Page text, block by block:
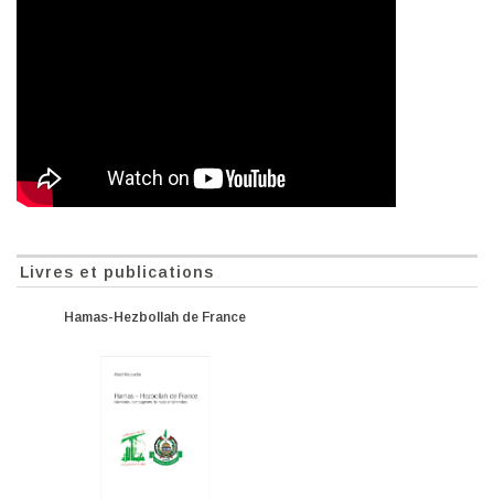
Livres et publications
Hamas-Hezbollah de France